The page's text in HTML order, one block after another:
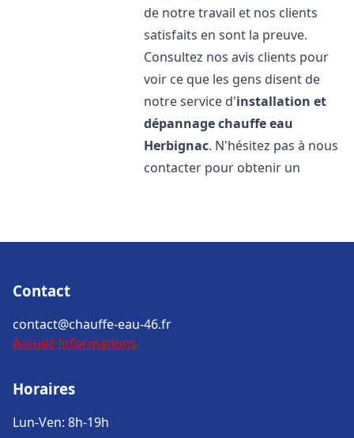
de notre travail et nos clients
satisfaits en sont la preuve.
Consultez nos avis clients pour
voir ce que les gens disent de
notre service d'installation et
dépannage chauffe eau
Herbignac. N'hésitez pas à nous
contacter pour obtenir un
Contact
contact@chauffe-eau-46.fr
Accueil Informations
Horaires
Lun-Ven: 8h-19h